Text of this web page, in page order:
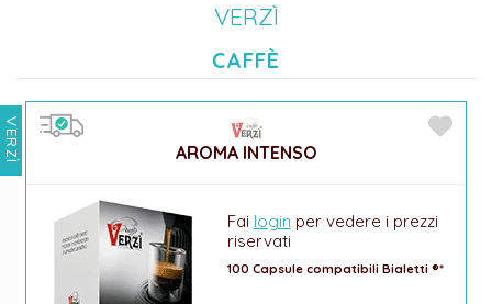
VERZÌ
CAFFÈ
VERZÌ AROMA INTENSO
Fai login per vedere i prezzi
riservati
100 Capsule compatibili Bialetti ®*